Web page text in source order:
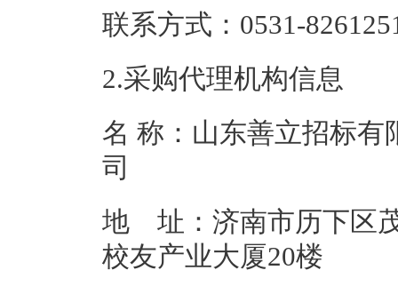
联系方式：
2.采购代理机构信息
名 称：山东善立招标有
地 址：济南市历下区
校友产业